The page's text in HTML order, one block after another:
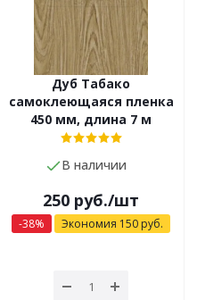
Дуб Табако
самоклеющаяся пленка
450 мм, длина 7 м
В наличии
250 руб./шт
-38% Экономия 150 руб.